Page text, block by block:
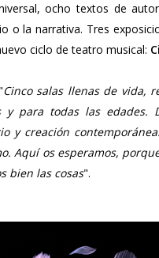
ocho textos de
o la narrativa. Tres
ciclo de teatro musical:
Cinco salas llenas de vida,
y para todas las edades.
y creación
Aquí os esperamos,
bien las cosas".